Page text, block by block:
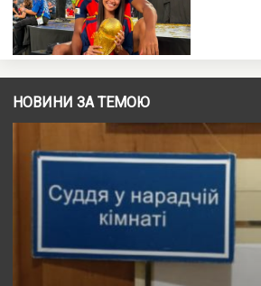
НОВИНИ ЗА ТЕМОЮ